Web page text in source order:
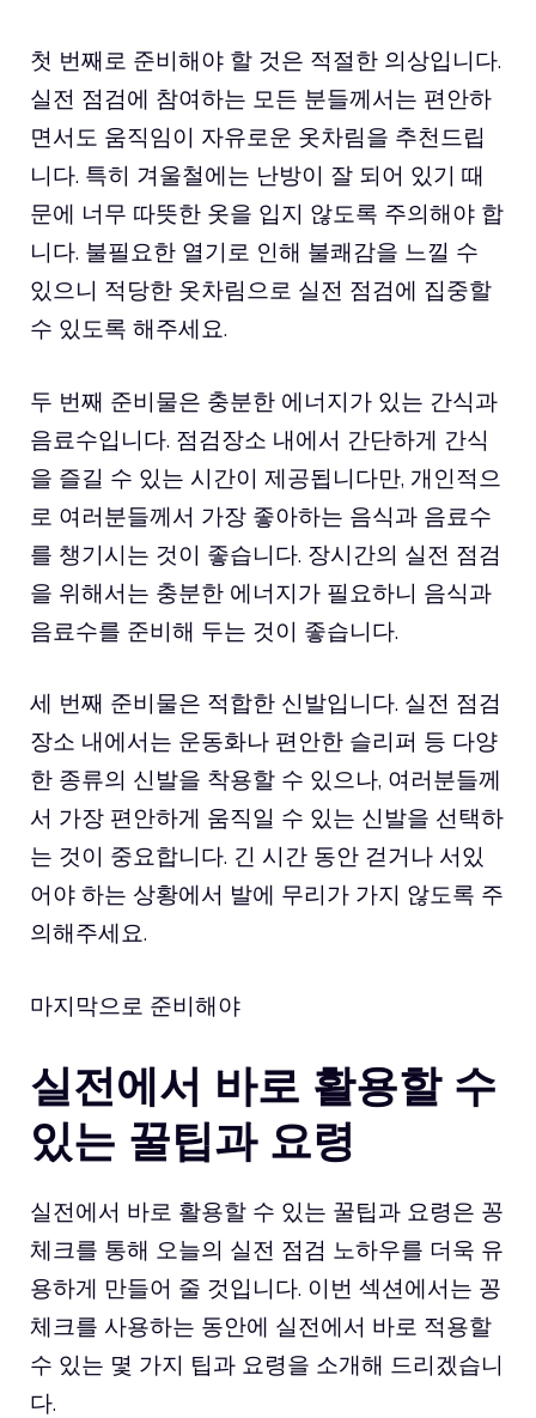
첫 번째로 준비해야 할 것은 적절한 의상입니다.
실전 점검에 참여하는 모든 분들께서는 편안하
면서도 움직임이 자유로운 옷차림을 추천드립
니다. 특히 겨울철에는 난방이 잘 되어 있기 때
문에 너무 따뜻한 옷을 입지 않도록 주의해야 합
니다. 불필요한 열기로 인해 불쾌감을 느낄 수
있으니 적당한 옷차림으로 실전 점검에 집중할
수 있도록 해주세요.
두 번째 준비물은 충분한 에너지가 있는 간식과
음료수입니다. 점검장소 내에서 간단하게 간식
을 즐길 수 있는 시간이 제공됩니다만, 개인적으
로 여러분들께서 가장 좋아하는 음식과 음료수
를 챙기시는 것이 좋습니다. 장시간의 실전 점검
을 위해서는 충분한 에너지가 필요하니 음식과
음료수를 준비해 두는 것이 좋습니다.
세 번째 준비물은 적합한 신발입니다. 실전 점검
장소 내에서는 운동화나 편안한 슬리퍼 등 다양
한 종류의 신발을 착용할 수 있으나, 여러분들께
서 가장 편안하게 움직일 수 있는 신발을 선택하
는 것이 중요합니다. 긴 시간 동안 걷거나 서있
어야 하는 상황에서 발에 무리가 가지 않도록 주
의해주세요.
마지막으로 준비해야
실전에서 바로 활용할 수
있는 꿀팁과 요령
실전에서 바로 활용할 수 있는 꿀팁과 요령은 꽁
체크를 통해 오늘의 실전 점검 노하우를 더욱 유
용하게 만들어 줄 것입니다. 이번 섹션에서는 꽁
체크를 사용하는 동안에 실전에서 바로 적용할
수 있는 몇 가지 팁과 요령을 소개해 드리겠습니
다.